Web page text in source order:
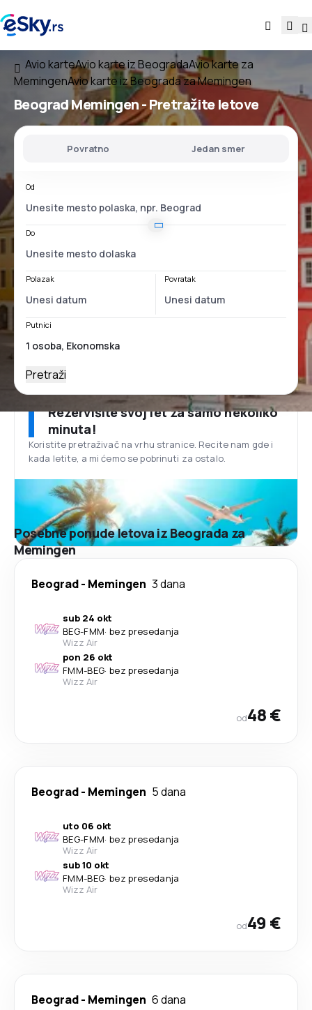
Avio karteAvio karte iz BeogradaAvio karte za
MemingenAvio karte iz Beograda za Memingen
Beograd Memingen- Pretražite letove
Povratno Jedan smer
Od
Do
Polazak Povratak
Putnici
Pretraži
Rezervišite svoj let za samo nekoliko
minuta!
Koristite pretraživač na vrhu stranice. Recite nam gde i
kada letite, a mi ćemo se pobrinuti za ostalo.
Posebne ponude letova iz Beograda za
Memingen
Beograd- Memingen 3 dana
sub 24 okt
BEG-FMM· bez presedanja
Wizz Air
pon 26 okt
FMM-BEG· bez presedanja
Wizz Air
od48 €
Beograd- Memingen 5 dana
uto 06 okt
BEG-FMM· bez presedanja
Wizz Air
sub 10 okt
FMM-BEG· bez presedanja
Wizz Air
od49 €
Beograd- Memingen 6 dana